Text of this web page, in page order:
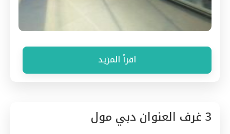
اقرأ المزيد
3 غرف العنوان دبي مول